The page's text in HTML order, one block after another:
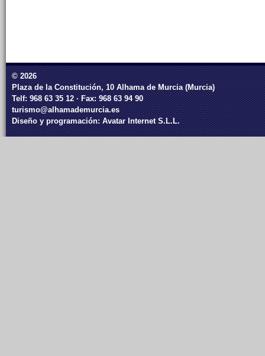
© 2026
Plaza de la Constitución, 10 Alhama de Murcia (Murcia)
Telf: 968 63 35 12 · Fax: 968 63 94 90
turismo@alhamademurcia.es
Diseño y programación:Avatar Internet S.L.L.